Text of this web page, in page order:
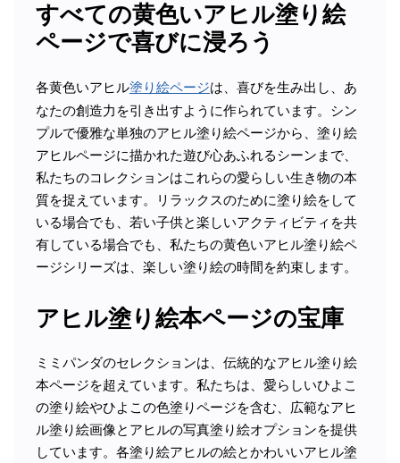
すべての黄色いアヒル塗り絵
ページで喜びに浸ろう
各黄色いアヒル塗り絵ページは、喜びを生み出し、あ
なたの創造力を引き出すように作られています。シン
プルで優雅な単独のアヒル塗り絵ページから、塗り絵
アヒルページに描かれた遊び心あふれるシーンまで、
私たちのコレクションはこれらの愛らしい生き物の本
質を捉えています。リラックスのために塗り絵をして
いる場合でも、若い子供と楽しいアクティビティを共
有している場合でも、私たちの黄色いアヒル塗り絵ペ
ージシリーズは、楽しい塗り絵の時間を約束します。
アヒル塗り絵本ページの宝庫
ミミパンダのセレクションは、伝統的なアヒル塗り絵
本ページを超えています。私たちは、愛らしいひよこ
の塗り絵やひよこの色塗りページを含む、広範なアヒ
ル塗り絵画像とアヒルの写真塗り絵オプションを提供
しています。各塗り絵アヒルの絵とかわいいアヒル塗